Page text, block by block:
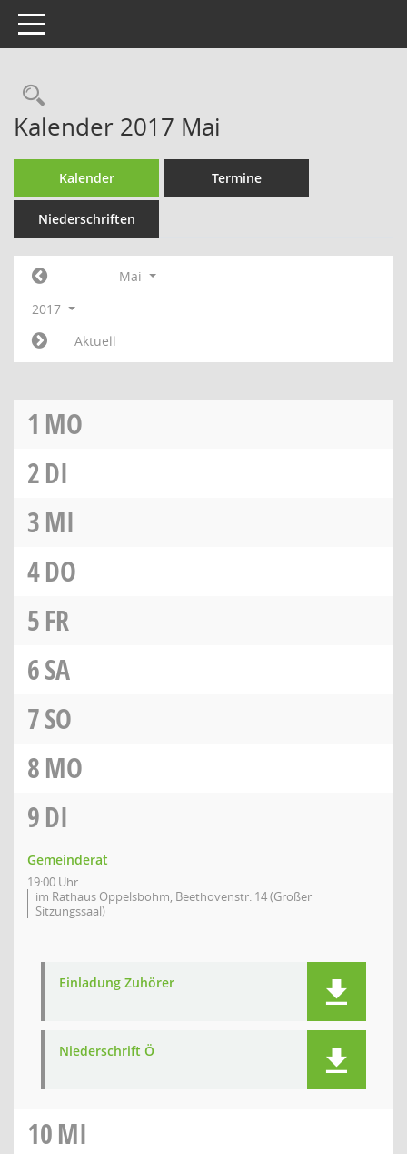
Toggle navigation
Rechercheauswahl
Kalender 2017 Mai
Kalender Termine
Niederschriften
Mai
2017
Aktuell
1 MO
2DI
3MI
4DO
5FR
6SA
7SO
8MO
9DI
Gemeinderat
19:00 Uhr
im Rathaus Oppelsbohm, Beethovenstr. 14 (Großer
Sitzungssaal)
Einladung Zuhörer
Niederschrift Ö
10MI